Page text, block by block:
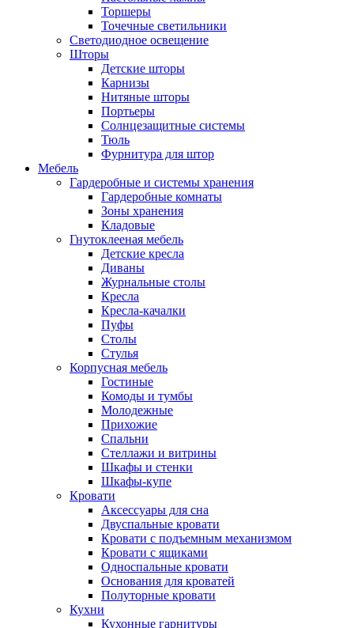
Торшеры
Точечные светильники
Светодиодное освещение
Шторы
Детские шторы
Карнизы
Нитяные шторы
Портьеры
Солнцезащитные системы
Тюль
Фурнитура для штор
Мебель
Гардеробные и системы хранения
Гардеробные комнаты
Зоны хранения
Кладовые
Гнутоклееная мебель
Детские кресла
Диваны
Журнальные столы
Кресла
Кресла-качалки
Пуфы
Столы
Стулья
Корпусная мебель
Гостиные
Комоды и тумбы
Молодежные
Прихожие
Спальни
Стеллажи и витрины
Шкафы и стенки
Шкафы-купе
Кровати
Аксессуары для сна
Двуспальные кровати
Кровати с подъемным механизмом
Кровати с ящиками
Односпальные кровати
Основания для кроватей
Полуторные кровати
Кухни
Кухонные гарнитуры